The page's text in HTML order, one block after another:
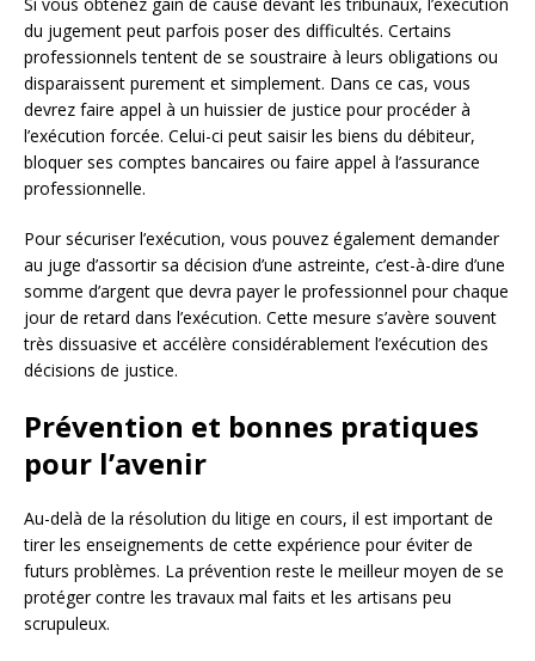
du jugement peut parfois poser des difficultés. Certains
professionnels tentent de se soustraire à leurs obligations ou
disparaissent purement et simplement. Dans ce cas, vous
devrez faire appel à un huissier de justice pour procéder à
l’exécution forcée. Celui-ci peut saisir les biens du débiteur,
bloquer ses comptes bancaires ou faire appel à l’assurance
professionnelle.
Pour sécuriser l’exécution, vous pouvez également demander
au juge d’assortir sa décision d’une astreinte, c’est-à-dire d’une
somme d’argent que devra payer le professionnel pour chaque
jour de retard dans l’exécution. Cette mesure s’avère souvent
très dissuasive et accélère considérablement l’exécution des
décisions de justice.
Prévention et bonnes pratiques
pour l’avenir
Au-delà de la résolution du litige en cours, il est important de
tirer les enseignements de cette expérience pour éviter de
futurs problèmes. La prévention reste le meilleur moyen de se
protéger contre les travaux mal faits et les artisans peu
scrupuleux.